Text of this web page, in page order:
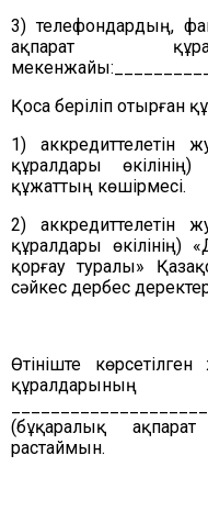
3) телефондардың,
ақпарат
Қоса беріліп отырған
1) аккредиттелетін
құралдары
құжаттың көшірмесі.
2) аккредиттелетін
құралдары өкілінің)
қорғау туралы»
сәйкес дербес
Өтініште
(бұқаралық
растаймын.